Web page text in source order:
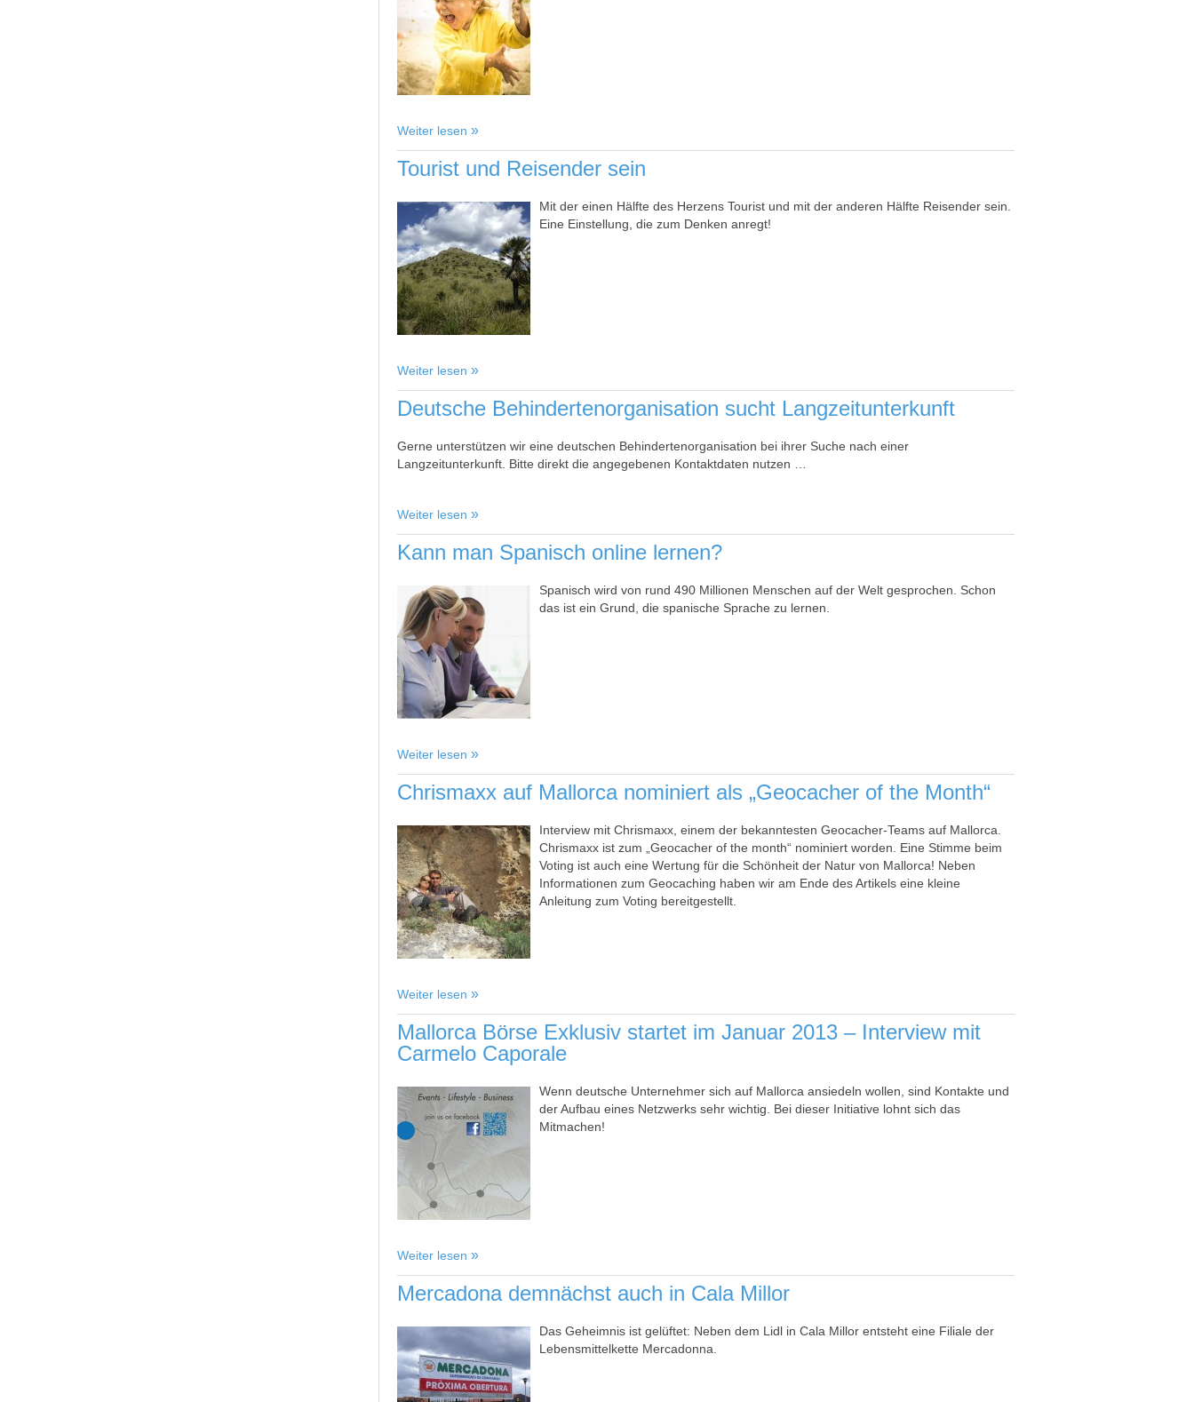
Weiter lesen
Tourist und Reisender sein
Mit der einen Hälfte des Herzens Tourist und mit der anderen Hälfte Reisender sein.
Eine Einstellung, die zum Denken anregt!
Weiter lesen
Deutsche Behindertenorganisation sucht Langzeitunterkunft
Gerne unterstützen wir eine deutschen Behindertenorganisation bei ihrer Suche nach einer
Langzeitunterkunft. Bitte direkt die angegebenen Kontaktdaten nutzen …
Weiter lesen
Kann man Spanisch online lernen?
Spanisch wird von rund 490 Millionen Menschen auf der Welt gesprochen. Schon
das ist ein Grund, die spanische Sprache zu lernen.
Weiter lesen
Chrismaxx auf Mallorca nominiert als „Geocacher of the Month“
Interview mit Chrismaxx, einem der bekanntesten Geocacher-Teams auf Mallorca.
Chrismaxx ist zum „Geocacher of the month“ nominiert worden. Eine Stimme beim
Voting ist auch eine Wertung für die Schönheit der Natur von Mallorca! Neben
Informationen zum Geocaching haben wir am Ende des Artikels eine kleine
Anleitung zum Voting bereitgestellt.
Weiter lesen
Mallorca Börse Exklusiv startet im Januar 2013 – Interview mit
Carmelo Caporale
Wenn deutsche Unternehmer sich auf Mallorca ansiedeln wollen, sind Kontakte und
der Aufbau eines Netzwerks sehr wichtig. Bei dieser Initiative lohnt sich das
Mitmachen!
Weiter lesen
Mercadona demnächst auch in Cala Millor
Das Geheimnis ist gelüftet: Neben dem Lidl in Cala Millor entsteht eine Filiale der
Lebensmittelkette Mercadonna.